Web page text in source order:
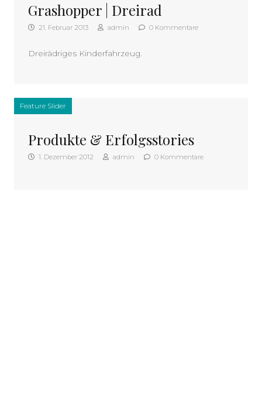
Grashopper | Dreirad
21. Februar 2013 admin 0 Kommentare
Dreirädriges Kinderfahrzeug.
Feature Slider
Produkte & Erfolgsstories
1. Dezember 2012 admin 0 Kommentare